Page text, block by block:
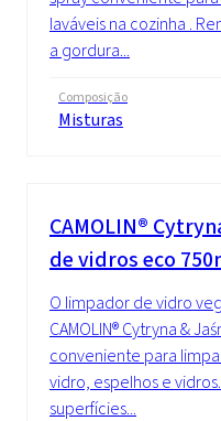
laváveis na cozinha .
a gordura...
Composição
Misturas
CAMOLIN®
de vidros eco
O limpador de vidro
CAMOLIN® Cytryna &
conveniente para
vidro, espelhos e
superfícies...